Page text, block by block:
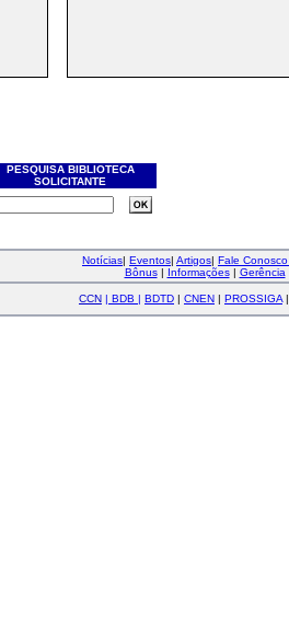
PESQUISA BIBLIOTECA
SOLICITANTE
Notícias| Eventos| Artigos| Fale Conosco
Bônus| Informações| Gerência
CCN | BDB | BDTD | CNEN | PROSSIGA |